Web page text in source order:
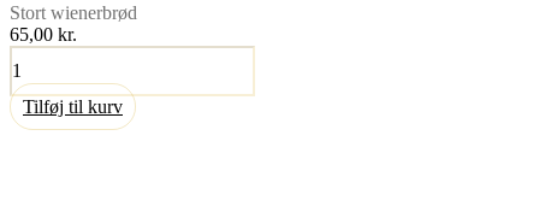
Stort wienerbrød
65,00 kr.
Weinerstænger
antal
Tilføj til kurv